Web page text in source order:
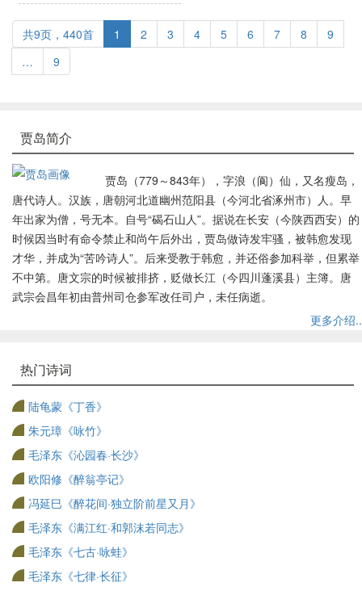
共9页，440首 1 2 3 4 5 6 7 8
9
…
9
贾岛简介
贾岛（779～843年），字浪（阆）仙，又名瘦岛，
唐代诗人。汉族，唐朝河北道幽州范阳县（今河北省涿州市）人。早
年出家为僧，号无本。自号“碣石山人”。据说在长安（今陕西西安）的
时候因当时有命令禁止和尚午后外出，贾岛做诗发牢骚，被韩愈发现
才华，并成为“苦吟诗人”。后来受教于韩愈，并还俗参加科举，但累举
不中第。唐文宗的时候被排挤，贬做长江（今四川蓬溪县）主簿。唐
武宗会昌年初由普州司仓参军改任司户，未任病逝。
更多介绍..
热门诗词
陆龟蒙《丁香》
朱元璋《咏竹》
毛泽东《沁园春·长沙》
欧阳修《醉翁亭记》
冯延巳《醉花间·独立阶前星又月》
毛泽东《满江红·和郭沫若同志》
毛泽东《七古·咏蛙》
毛泽东《七律·长征》